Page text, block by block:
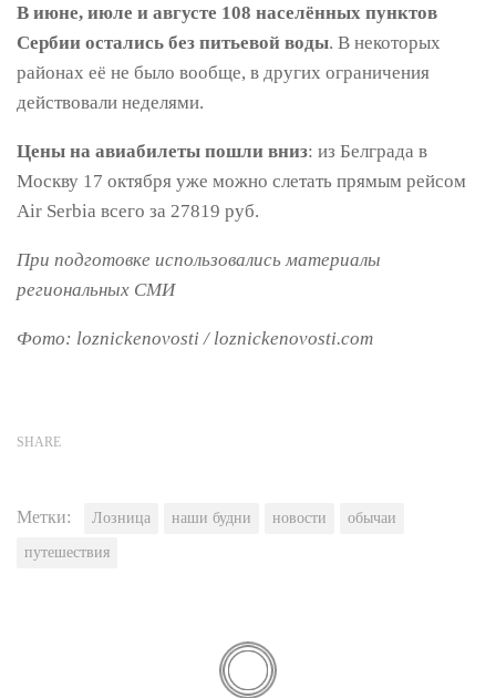
В июне, июле и августе 108 населённых пунктов
Сербии остались без питьевой воды. В некоторых
районах её не было вообще, в других ограничения
действовали неделями.
Цены на авиабилеты пошли вниз: из Белграда в
Москву 17 октября уже можно слетать прямым рейсом
Air Serbia всего за 27819 руб.
При подготовке использовались материалы
региональных СМИ
Фото: loznickenovosti / loznickenovosti.com
SHARE
Метки: Лозница наши будни новости обычаи
путешествия